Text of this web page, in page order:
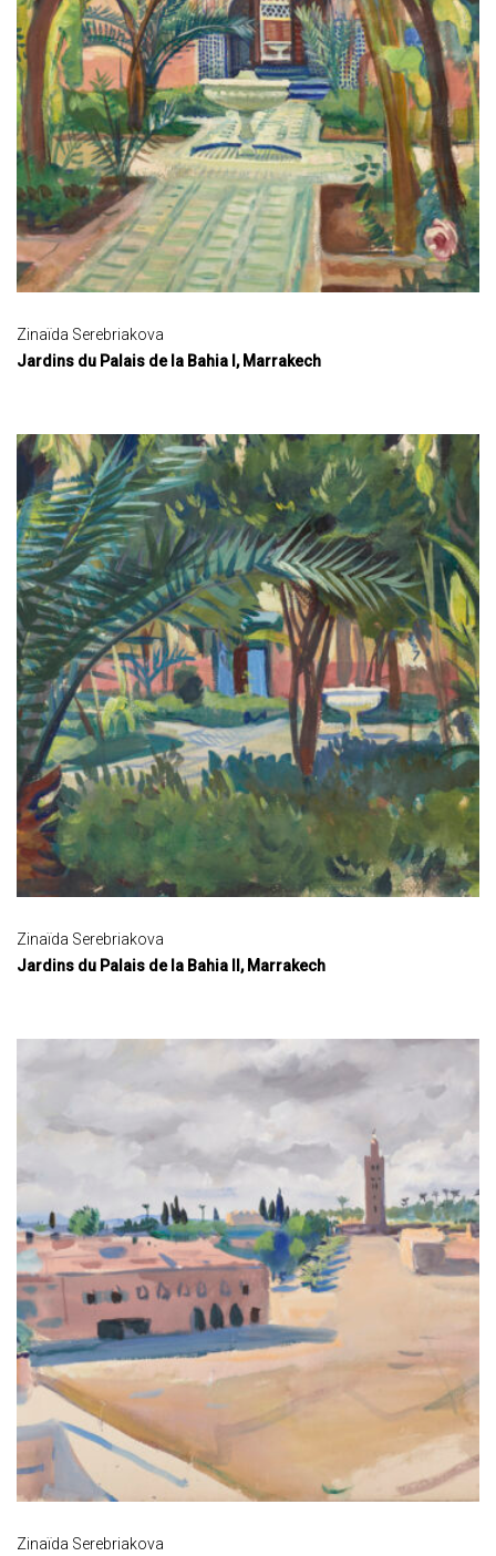
Zinaïda Serebriakova
Jardins du Palais de la Bahia I, Marrakech
Zinaïda Serebriakova
Jardins du Palais de la Bahia II, Marrakech
Zinaïda Serebriakova